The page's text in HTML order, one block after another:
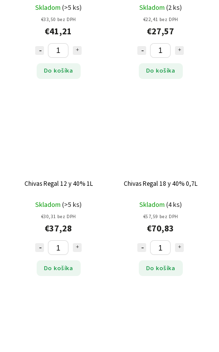
Skladom (>5 ks)
€33,50 bez DPH
€41,21
Do košíka
Skladom (2 ks)
€22,41 bez DPH
€27,57
Do košíka
Chivas Regal 12 y 40% 1L
Skladom (>5 ks)
€30,31 bez DPH
€37,28
Do košíka
Chivas Regal 18 y 40% 0,7L
Skladom (4 ks)
€57,59 bez DPH
€70,83
Do košíka